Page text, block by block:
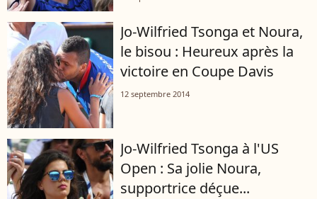
Jo-Wilfried Tsonga et Noura,
le bisou : Heureux après la
victoire en Coupe Davis
12 septembre 2014
Jo-Wilfried Tsonga à l'US
Open : Sa jolie Noura,
supportrice déçue...